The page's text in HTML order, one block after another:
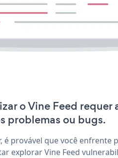
o Vine Feed requer
problemas ou bugs.
é provável que você enfrente
explorar Vine Feed